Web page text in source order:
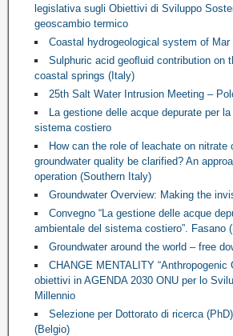
legislativa sugli Obiettivi di Sviluppo
geoscambio termico
Coastal hydrogeological system of
Sulphuric acid geoﬂuid contribution on
coastal springs (Italy)
25th Salt Water Intrusion Meeting –
La gestione delle acque depurate per
sistema costiero
How can the role of leachate on nitrate
groundwater quality be clarified? An
operation (Southern Italy)
Groundwater Overview: Making the
Convegno “La gestione delle acque
ambientale del sistema costiero”. Fasano
Groundwater around the world – free
CHANGE MENTALITY “Anthropogenic
obiettivi in AGENDA 2030 ONU per lo
Millennio
Selezione per Dottorato di ricerca
(Belgio)